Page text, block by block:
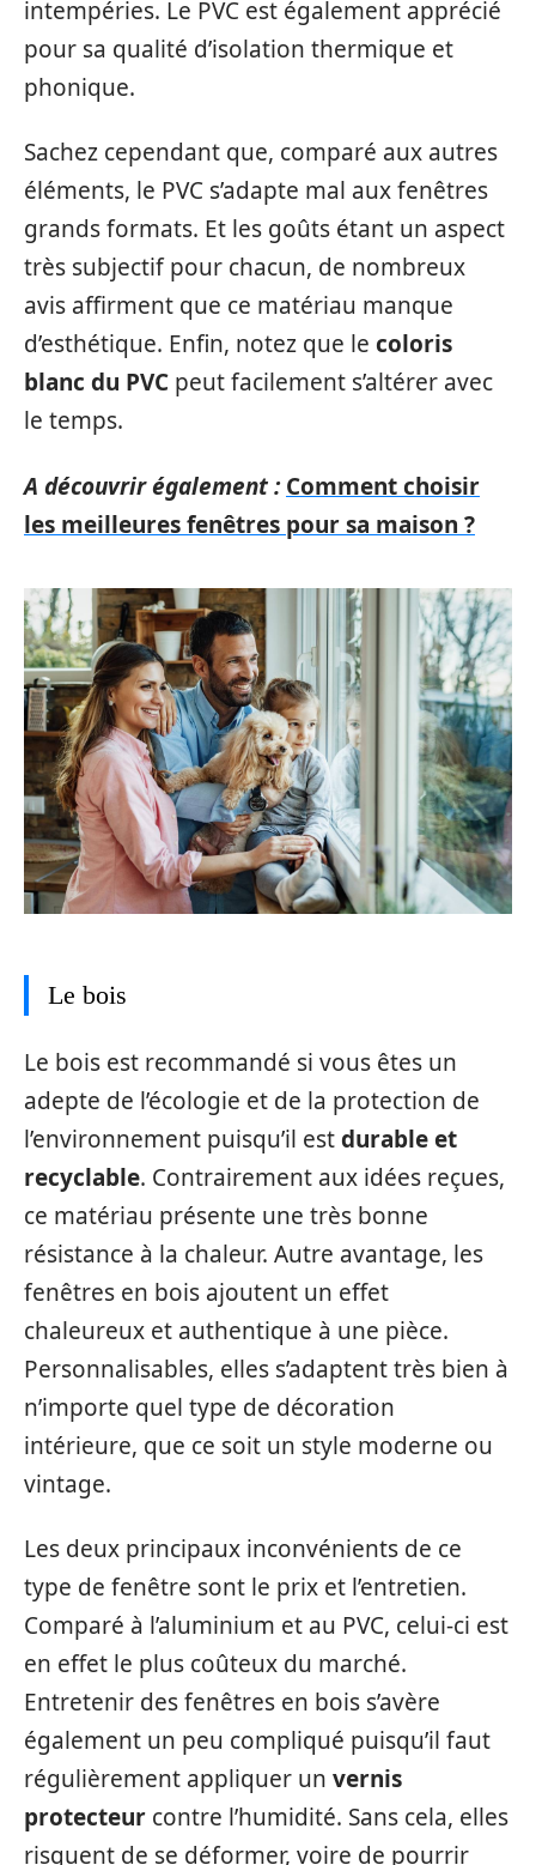
intempéries. Le PVC est également apprécié
pour sa qualité d’isolation thermique et
phonique.
Sachez cependant que, comparé aux autres
éléments, le PVC s’adapte mal aux fenêtres
grands formats. Et les goûts étant un aspect
très subjectif pour chacun, de nombreux
avis affirment que ce matériau manque
d’esthétique. Enfin, notez que le coloris
blanc du PVC peut facilement s’altérer avec
le temps.
A découvrir également : Comment choisir
les meilleures fenêtres pour sa maison ?
Le bois
Le bois est recommandé si vous êtes un
adepte de l’écologie et de la protection de
l’environnement puisqu’il estdurable et
recyclable. Contrairement aux idées reçues,
ce matériau présente une très bonne
résistance à la chaleur. Autre avantage, les
fenêtres en bois ajoutent un effet
chaleureux et authentique à une pièce.
Personnalisables, elles s’adaptent très bien à
n’importe quel type de décoration
intérieure, que ce soit un style moderne ou
vintage.
Les deux principaux inconvénients de ce
type de fenêtre sont le prix et l’entretien.
Comparé à l’aluminium et au PVC, celui-ci est
en effet le plus coûteux du marché.
Entretenir des fenêtres en bois s’avère
également un peu compliqué puisqu’il faut
régulièrement appliquer un vernis
protecteur contre l’humidité. Sans cela, elles
risquent de se déformer, voire de pourrir